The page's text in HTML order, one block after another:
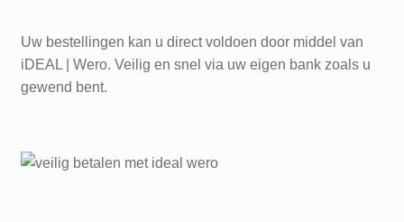
Uw bestellingen kan u direct voldoen door middel van
iDEAL | Wero. Veilig en snel via uw eigen bank zoals u
gewend bent.